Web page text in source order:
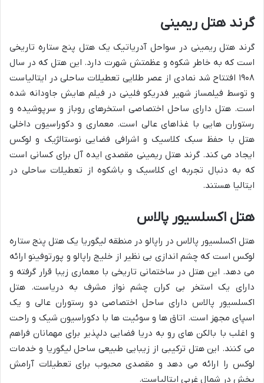
گرند هتل ریمینی
گرند هتل ریمینی در سواحل آدریاتیک یک هتل پنج ستاره تاریخی
است که به خاطر شکوه و عظمتش شهرت دارد. این هتل که در سال
۱۹۰۸ افتتاح شد نمادی از عصر طلایی تعطیلات ساحلی در ایتالیاست
و توسط فیلمساز شهیر فدریکو فلینی در فیلم هایش جاودانه شده
است. هتل دارای ساحل اختصاصی استخرهای روباز و سرپوشیده و
رستوران هایی با غذاهای عالی است. معماری و دکوراسیون داخلی
هتل با حفظ سبک کلاسیک و اشرافی فضایی نوستالژیک و لوکس
ایجاد می کند. گرند هتل ریمینی مقصدی ایده آل برای کسانی است
که به دنبال تجربه ای کلاسیک و باشکوه از تعطیلات ساحلی در
ایتالیا هستند.
هتل اکسلسیور پالاس
هتل اکسلسیور پالاس در راپالو در منطقه لیگوریا یک هتل پنج ستاره
لوکس است که چشم اندازی بی نظیر از خلیج راپالو و پورتوفینو ارائه
می دهد. این هتل در ساختمانی تاریخی با معماری زیبا قرار گرفته و
دارای یک استخر بی کران چشم نواز مشرف به دریاست. هتل
اکسلسیور پالاس دارای ساحل اختصاصی دو رستوران عالی و یک
اسپای مجهز است. اتاق ها و سوئیت ها با دکوراسیون شیک و راحت
و اغلب با بالکن های رو به دریا فضایی دلپذیر برای مهمانان فراهم
می کنند. این هتل ترکیبی از زیبایی طبیعی ساحل لیگوریا و خدمات
لوکس را ارائه می دهد و مقصدی محبوب برای تعطیلات آرامش
بخش در شمال غربی ایتالیاست.